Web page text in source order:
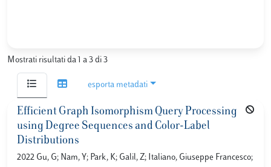
Mostrati risultati da 1 a 3 di 3
esporta metadati
Efficient Graph Isomorphism Query Processing
using Degree Sequences and Color-Label
Distributions
2022 Gu, G; Nam, Y; Park, K; Galil, Z; Italiano, Giuseppe Francesco;